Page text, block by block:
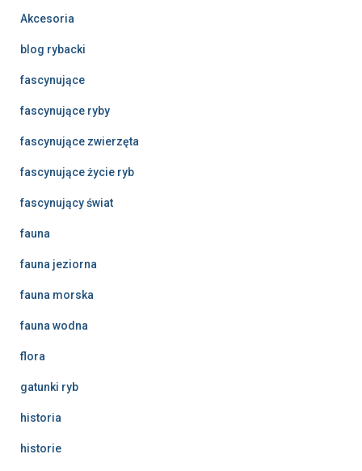
Akcesoria
blog rybacki
fascynujące
fascynujące ryby
fascynujące zwierzęta
fascynujące życie ryb
fascynujący świat
fauna
fauna jeziorna
fauna morska
fauna wodna
flora
gatunki ryb
historia
historie